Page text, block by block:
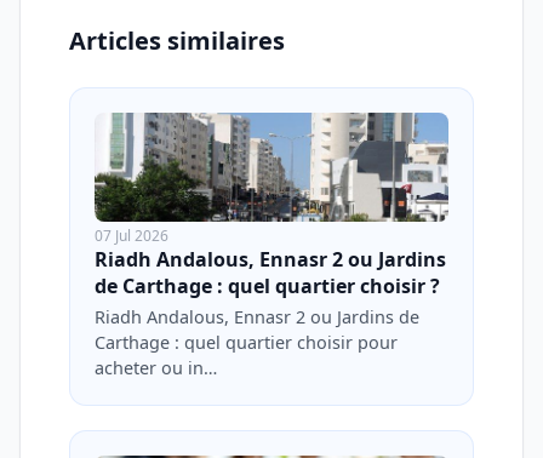
Articles similaires
07 Jul 2026
Riadh Andalous, Ennasr 2 ou Jardins
de Carthage : quel quartier choisir ?
Riadh Andalous, Ennasr 2 ou Jardins de
Carthage : quel quartier choisir pour
acheter ou in…